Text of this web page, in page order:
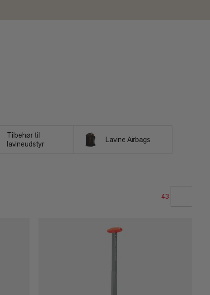
Tilbehør til
lavineudstyr
Lavine Airbags
43
PRIS LAV TIL HØJ